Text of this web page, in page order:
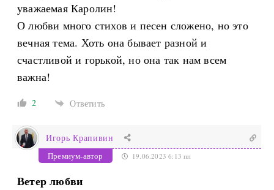
уважаемая Каролин!
О любви много стихов и песен сложено, но это
вечная тема. Хоть она бывает разной и
счастливой и горькой, но она так нам всем
важна!
2 Ответить
Игорь Крапивин
Премиум-автор 19.06.2023 6:13 пп
Ветер любви